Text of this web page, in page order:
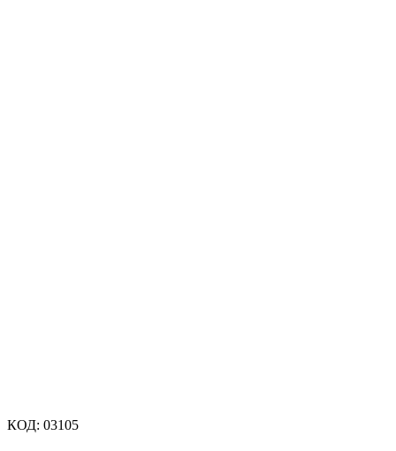
КОД: 03105